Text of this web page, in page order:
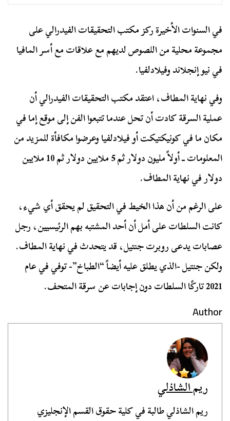
في السنوات الأخيرة ركز مكتب التحقيقات الفيدرالي على
مجموعة محلية من اللصوص لديهم مع علاقات مع أسر المافيا
في نيو إنجلاند وفيلادلفيا.
وفي نهاية المطاف، اعتقد مكتب التحقيقات الفيدرالي أن
عملية السرقة كادت أن تحل عندما تتبعوا الفن إلى موقع إما في
مكان ما في كونيكتيكت أو فيلادلفيا وعرضوا مكافأة للمزيد من
المعلومات ــ أولاً مليون دولار ثم 5 ملايين دولار ثم 10 ملايين
دولار في نهاية المطاف.
على الرغم من أن هذا الخيط في التحقيق لم يحقق أي شيء،
كانت السلطات على أمل أن أحد المشتبه بهم الرئيسيين، رجل
عصابات يدعى روبرت جنتيل، قد يتحدث في نهاية المطاف.
ولكن جنتيل -الذي يطلق عليه أيضاً “الطباخ”- توفي في عام
2021 تاركًا السلطات دون إجابات عن سرقة المتحف.
Author
ريم الشاذلي
ريم الشاذلي طالبة في كلية حقوق القسم الإنجليزي